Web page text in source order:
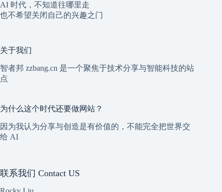
AI 时代，不知道往哪里走
也不希望关闭自己的兴趣之门
关于我们
智者邦 zzbang.cn 是一个聚焦于技术分享与智能科技的站
点
为什么这个时代还要做网站？
因为我认为分享与创造是有价值的，不能完全把世界交
给 AI
联系我们 Contact US